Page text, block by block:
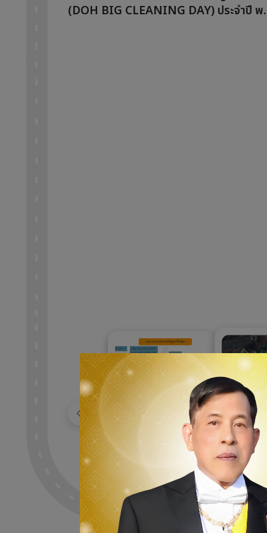
(DOH BIG CLEANING DAY) ประจำปี
ก่อนหน้า
Survey to address
hazardous areas
on curves along
Highway No. 1074.
24/03/2569
103
ประชุมรับ
ของประช
เปิดเกา
และติดตั้
จราจรบริ
อำเภอค
13/02/